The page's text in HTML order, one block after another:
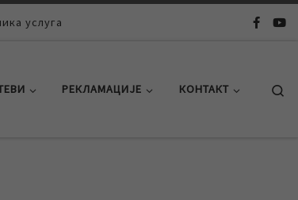
услуга
РЕКЛАМАЦИЈЕ КОНТАКТ